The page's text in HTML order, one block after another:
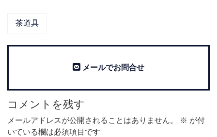
茶道具
メールでお問合せ
コメントを残す
メールアドレスが公開されることはありません。 ※ が付
いている欄は必須項目です